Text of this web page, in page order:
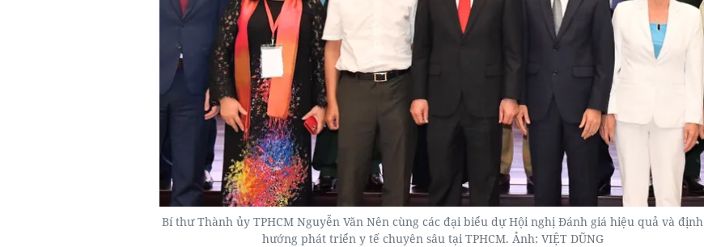
Bí thư Thành ủy TPHCM Nguyễn Văn Nên cùng các đại biểu dự Hội nghị Đánh giá hiệu quả và định
hướng phát triển y tế chuyên sâu tại TPHCM. Ảnh: VIỆT DŨNG